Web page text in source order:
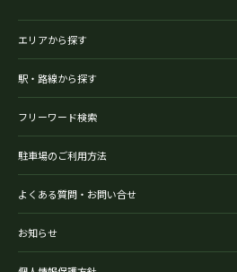
エリアから探す
駅・路線から探す
フリーワード検索
駐車場のご利用方法
よくある質問・お問い合せ
お知らせ